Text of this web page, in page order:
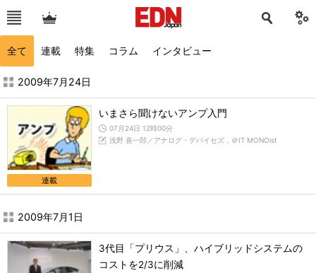
全て 連載 特集 コラム インタビュー
2009年7月の記事一覧 - EDN Japan
2009年7月24日
連載
いまさら聞けないアンプ入門
07月24日 12時00分
浅野 喜一郎／アナログ・デバイセズ，＠IT MONOist
2009年7月1日
3代目「プリウス」、ハイブリッドシステムの
コストを2/3に削減